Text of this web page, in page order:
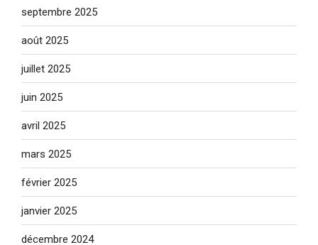
septembre 2025
août 2025
juillet 2025
juin 2025
avril 2025
mars 2025
février 2025
janvier 2025
décembre 2024